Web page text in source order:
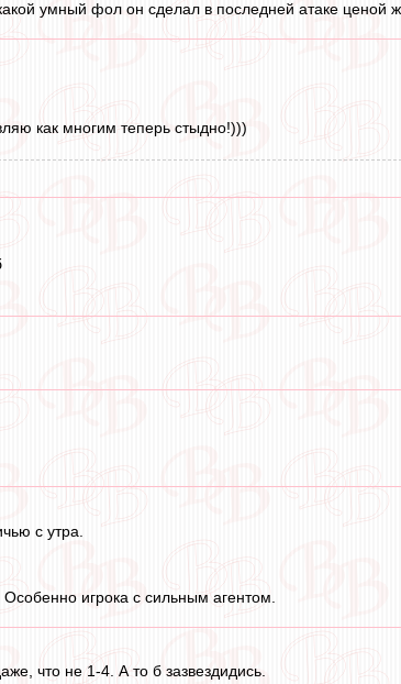
умный фол он сделал в последней атаке ценой
как многим теперь стыдно!)))
с утра.
игрока с сильным агентом.
что не 1-4. А то б зазвездидись.